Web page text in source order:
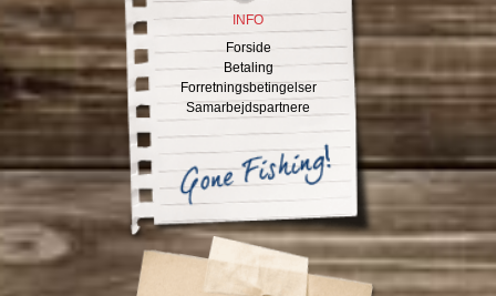
INFO
Forside
Betaling
Forretningsbetingelser
Samarbejdspartnere